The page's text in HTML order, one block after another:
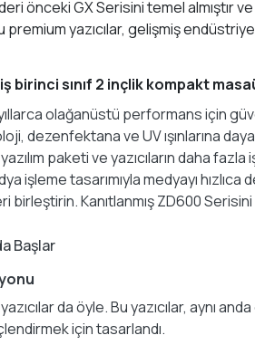
önceki GX Serisini temel
yazıcılar, gelişmiş
sınıf 2 inçlik kompakt
olağanüstü performans için
dezenfektana ve UV ışınlarına
paketi ve yazıcıların daha
işleme tasarımıyla medyayı
Kanıtlanmış ZD600
Başlar
da öyle. Bu yazıcılar, aynı
için tasarlandı.